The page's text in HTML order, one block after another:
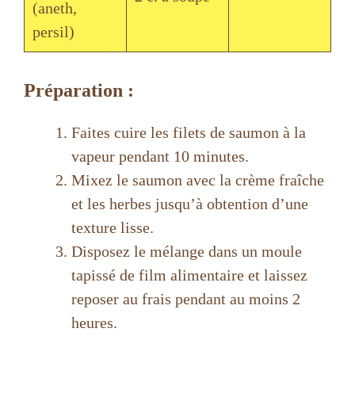
(aneth,
persil)
Préparation :
Faites cuire les filets de saumon à la
vapeur pendant 10 minutes.
Mixez le saumon avec la crème fraîche
et les herbes jusqu’à obtention d’une
texture lisse.
Disposez le mélange dans un moule
tapissé de film alimentaire et laissez
reposer au frais pendant au moins 2
heures.